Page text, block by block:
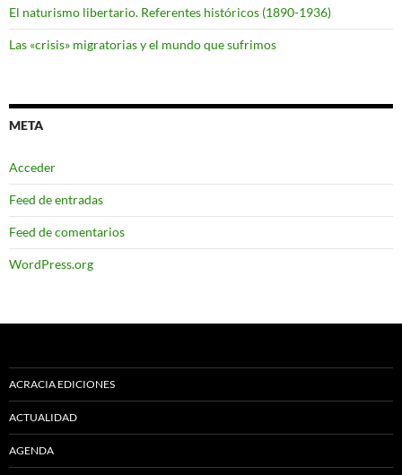
El naturismo libertario. Referentes históricos (1890-1936)
Las «crisis» migratorias y el mundo que sufrimos
META
Acceder
Feed de entradas
Feed de comentarios
WordPress.org
ACRACIA EDICIONES
ACTUALIDAD
AGENDA